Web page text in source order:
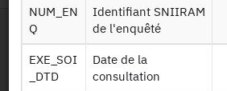
Dessin de fichier
Identifiant persistant (DOI)
NUM_EN
Q
Identifiant SNIIRAM
de l'enquêté
EXE_SOI
_DTD
Date de la
consultation